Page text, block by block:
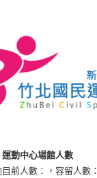
運動中心場館人數
前人數：
，容留人數：